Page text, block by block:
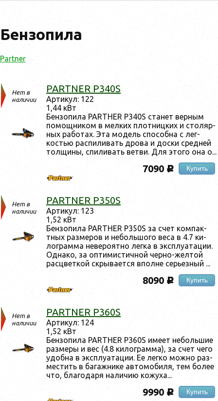
Бензопила
Partner
Нет в
наличии
PARTNER P340S
Ар­ти­кул: 122
1,44 кВт
Бен­зо­пила PARTHER P340S ста­нет вер­ным
по­мощ­ни­ком в мел­ких плот­ницких и сто­ляр­
ных ра­ботах. Эта мо­дель спо­соб­на с лег­
костью рас­пи­ливать дро­ва и дос­ки сред­ней
тол­щи­ны, спи­ливать вет­ви. Для это­го она о...
7090 c Купить
Нет в
наличии
PARTNER P350S
Ар­ти­кул: 123
1,52 кВт
Бен­зо­пила PARTHER P350S за счет ком­пак­
тных раз­ме­ров и не­боль­шо­го ве­са в 4.7 ки­
лог­рамма не­веро­ят­но лег­ка в экс­плу­ата­ции.
Од­на­ко, за оп­ти­мис­тичной чер­но-жел­той
рас­цвет­кой скры­ва­ет­ся впол­не серь­ез­ный ...
8090 c Купить
Нет в
наличии
PARTNER P360S
Ар­ти­кул: 124
1,52 кВт
Бен­зо­пила PARTHER P360S име­ет не­боль­шие
раз­ме­ры и вес (4.8 ки­лог­рамма), за счет че­го
удоб­на в экс­плу­ата­ции. Ее лег­ко мож­но раз­
местить в ба­гаж­ни­ке ав­то­моби­ля, тем бо­лее
что, бла­года­ря на­личию ко­жуха...
9990 c Купить